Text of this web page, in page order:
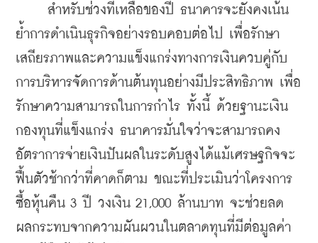
สำหรับช่วงที่เหลือของปี ธนาคารจะยังคงเน้น
ย้ำการดำเนินธุรกิจอย่างรอบคอบต่อไป เพื่อรักษา
เสถียรภาพและความแข็งแกร่งทางการเงินควบคู่กับ
การบริหารจัดการด้านต้นทุนอย่างมีประสิทธิภาพ เพื่อ
รักษาความสามารถในการกำไร ทั้งนี้ ด้วยฐานะเงิน
กองทุนที่แข็งแกร่ง ธนาคารมั่นใจว่าจะสามารถคง
อัตราการจ่ายเงินปันผลในระดับสูงได้แม้เศรษฐกิจจะ
ฟื้นตัวช้ากว่าที่คาดก็ตาม ขณะที่ประเมินว่าโครงการ
ซื้อหุ้นคืน 3 ปี วงเงิน 21,000 ล้านบาท จะช่วยลด
ผลกระทบจากความผันผวนในตลาดทุนที่มีต่อมูลค่า